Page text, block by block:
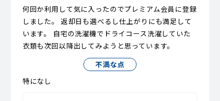
何回か利用して気に入ったのでプレミアム会員に登録
しました。 返却日も選べるし仕上がりにも満足して
います。 自宅の洗濯機でドライコース洗濯していた
衣類も次回以降出してみようと思っています。
不満な点
特になし